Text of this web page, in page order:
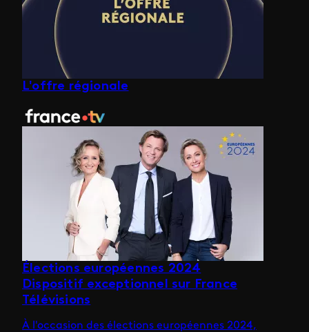
L'offre régionale
Élections européennes 2024
Dispositif exceptionnel sur France
Télévisions
À l'occasion des élections européennes 2024,